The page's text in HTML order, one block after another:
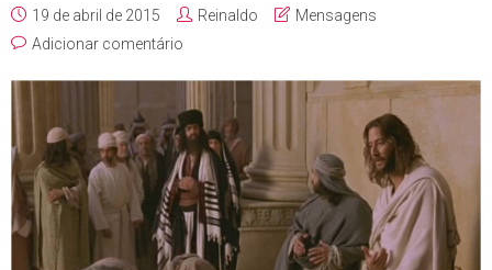
19 de abril de 2015 Reinaldo
Mensagens
Adicionar comentário